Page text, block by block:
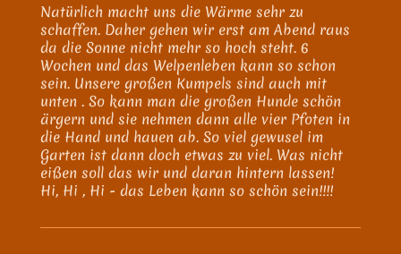
Natürlich macht uns die Wärme sehr zu
schaffen. Daher gehen wir erst am Abend raus
da die Sonne nicht mehr so hoch steht. 6
Wochen und das Welpenleben kann so schon
sein. Unsere großen Kumpels sind auch mit
unten . So kann man die großen Hunde schön
ärgern und sie nehmen dann alle vier Pfoten in
die Hand und hauen ab. So viel gewusel im
Garten ist dann doch etwas zu viel. Was nicht
eißen soll das wir und daran hintern lassen!
Hi, Hi , Hi - das Leben kann so schön sein!!!!